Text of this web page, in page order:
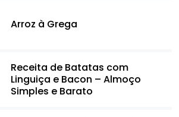
Arroz à Grega
Receita de Batatas com
Linguiça e Bacon – Almoço
Simples e Barato